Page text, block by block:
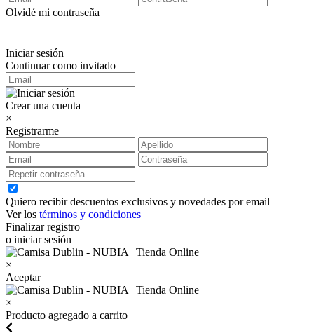
Olvidé mi contraseña
Iniciar sesión
Continuar como invitado
Crear una cuenta
×
Registrarme
Quiero recibir descuentos exclusivos y novedades por email
Ver los términos y condiciones
Finalizar registro
o iniciar sesión
×
Aceptar
×
Producto agregado a carrito